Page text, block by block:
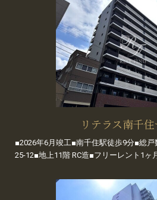
リテラス南千
■2026年6月竣工■南千住駅徒歩9分■総
25-12■地上11階 RC造■フリーレント1ヶ